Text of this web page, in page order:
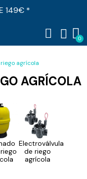
149€ *
agrícola
AGRÍCOLA
Electroválvula
de riego
agrícola